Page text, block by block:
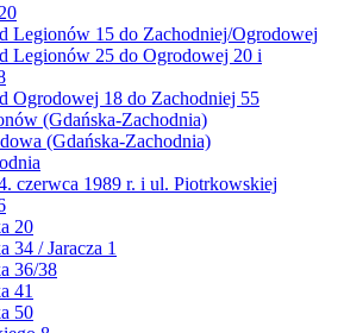
Legionów 15 do Zachodniej/Ogrodowej
Legionów 25 do Ogrodowej 20 i
Ogrodowej 18 do Zachodniej 55
(Gdańska-Zachodnia)
(Gdańska-Zachodnia)
czerwca 1989 r. i ul. Piotrkowskiej
20
34 / Jaracza 1
36/38
41
50